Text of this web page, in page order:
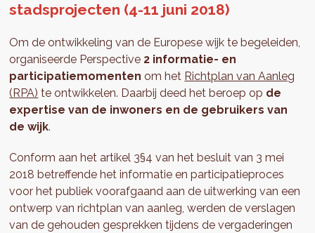
stadsprojecten (4-11 juni 2018)
Om de ontwikkeling van de Europese wijk te begeleiden,
organiseerde Perspective 2 informatie- en
participatiemomenten om het Richtplan van Aanleg
(RPA) te ontwikkelen. Daarbij deed het beroep op de
expertise van de inwoners en de gebruikers van
de wijk.
Conform aan het artikel 3§4 van het besluit van 3 mei
2018 betreffende het informatie en participatieproces
voor het publiek voorafgaand aan de uitwerking van een
ontwerp van richtplan van aanleg, werden de verslagen
van de gehouden gesprekken tijdens de vergaderingen